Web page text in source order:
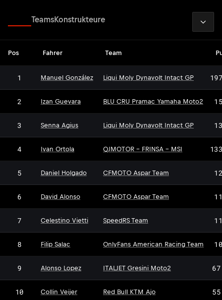
TeamsKonstrukteure
Pos Fahrer Team
1 Manuel González Liqui Moly Dynavolt Intact GP
2 Izan Guevara BLU CRU Pramac Yamaha Moto2
3 Senna Agius Liqui Moly Dynavolt Intact GP
4 Ivan Ortola QJMOTOR - FRINSA - MSI
5 Daniel Holgado CFMOTO Aspar Team
6 David Alonso CFMOTO Aspar Team
7 Celestino Vietti SpeedRS Team
8 Filip Salac OnlyFans American Racing Team
9 Alonso Lopez ITALJET Gresini Moto2
10 Collin Veijer Red Bull KTM Ajo